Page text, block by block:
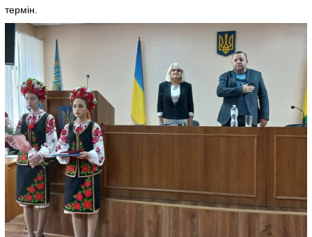
термін.